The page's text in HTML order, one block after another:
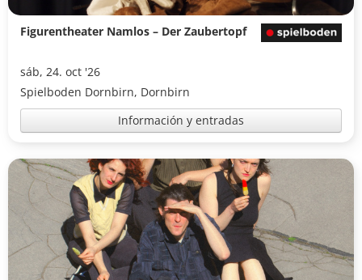
Figurentheater Namlos – Der Zaubertopf
sáb, 24. oct '26
Spielboden Dornbirn, Dornbirn
Información y entradas